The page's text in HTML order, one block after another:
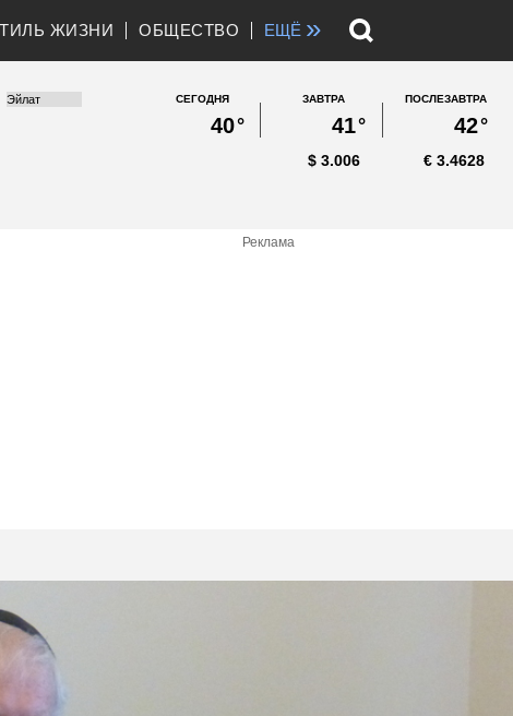
ЖИЗНИ ОБЩЕСТВО ЕЩЁ »
СЕГОДНЯ
40°
ЗАВТРА
41°
ПОСЛЕЗАВТРА
42°
3.006
$ 3.4628
€
Реклама